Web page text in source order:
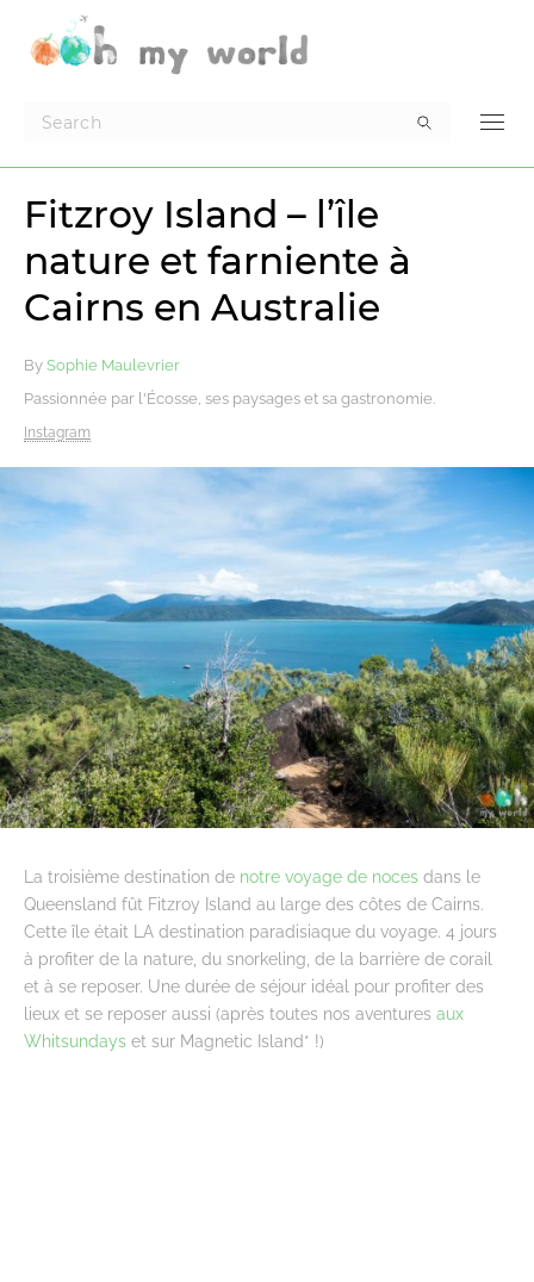
Fitzroy Island – l’île
nature et farniente à
Cairns en Australie
By Sophie Maulevrier
Passionnée par l'Écosse, ses paysages et sa gastronomie.
Instagram
La troisième destination de notre voyage de noces dans le
Queensland fût Fitzroy Island au large des côtes de Cairns.
Cette île était LA destination paradisiaque du voyage. 4 jours
à profiter de la nature, du snorkeling, de la barrière de corail
et à se reposer. Une durée de séjour idéal pour profiter des
lieux et se reposer aussi (après toutes nos aventures aux
Whitsundays et sur Magnetic Island* !)